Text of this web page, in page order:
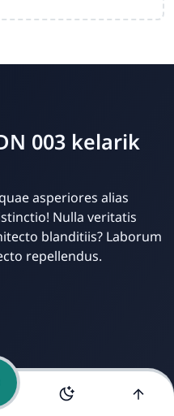
Dwi Prastyo
Online
003 kelarik
asperiores alias
Nulla veritatis
blanditiis? Laborum
repellendus.